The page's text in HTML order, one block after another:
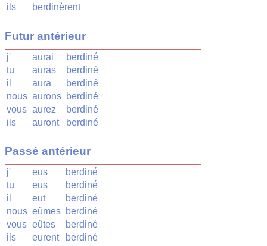
ils
berdinèrent
Futur antérieur
j' aurai
berdiné
tu
auras
berdiné
il
aura
berdiné
nous aurons berdiné
vous aurez
berdiné
ils
auront berdiné
Passé antérieur
j' eus
berdiné
tu
eus
berdiné
il
eut
berdiné
nous eûmes berdiné
vous eûtes
berdiné
ils
eurent berdiné